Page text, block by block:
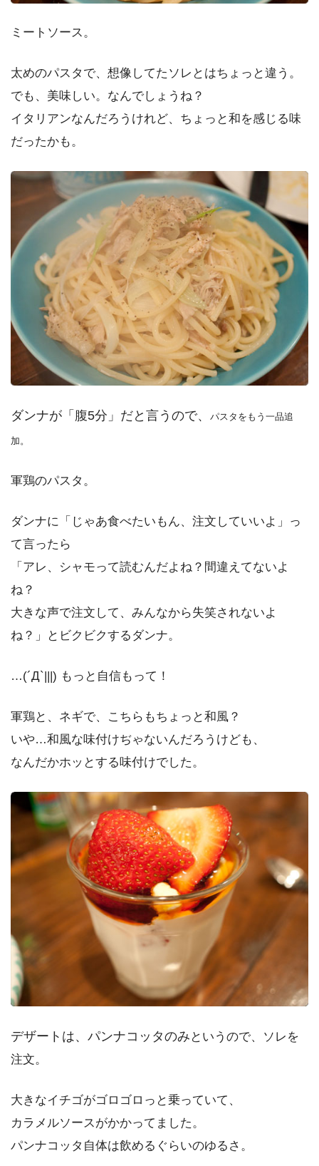
ミートソース。
太めのパスタで、想像してたソレとはちょっと違う。
でも、美味しい。なんでしょうね？
イタリアンなんだろうけれど、ちょっと和を感じる味
だったかも。
ダンナが「腹5分」だと言うので、 パスタをもう一品追
加。
軍鶏のパスタ。
ダンナに「じゃあ食べたいもん、注文していいよ」っ
て言ったら
「アレ、シャモって読むんだよね？間違えてないよ
ね？
大きな声で注文して、みんなから失笑されないよ
ね？」とビクビクするダンナ。
…(´Д`|||) もっと自信もって！
軍鶏と、ネギで、こちらもちょっと和風？
いや…和風な味付けぢゃないんだろうけども、
なんだかホッとする味付けでした。
デザートは、パンナコッタのみ というので、ソレを
注文。
大きなイチゴがゴロゴロっと乗っていて、
カラメルソースがかかってました。
パンナコッタ自体は飲めるぐらいのゆるさ。